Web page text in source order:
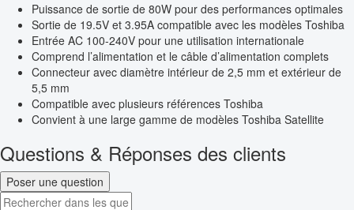
Puissance de sortie de 80W pour des performances optimales
Sortie de 19.5V et 3.95A compatible avec les modèles Toshiba
Entrée AC 100-240V pour une utilisation internationale
Comprend l’alimentation et le câble d’alimentation complets
Connecteur avec diamètre intérieur de 2,5 mm et extérieur de
5,5 mm
Compatible avec plusieurs références Toshiba
Convient à une large gamme de modèles Toshiba Satellite
Questions & Réponses des clients
Poser une question